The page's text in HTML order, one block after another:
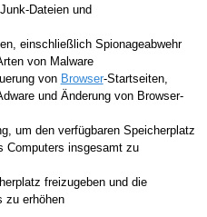
Dateien und
einschließlich Spionageabwehr
von Malware
von Browser-Startseiten,
und Änderung von Browser-
um den verfügbaren Speicherplatz
Computers insgesamt zu
freizugeben und die
zu erhöhen